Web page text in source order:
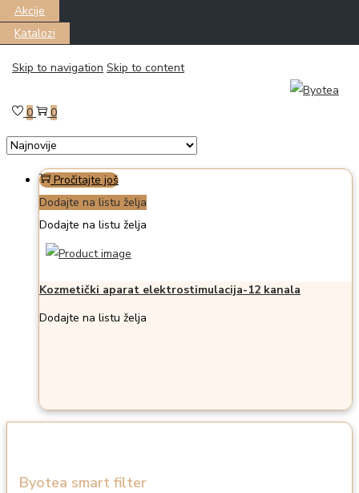
Akcije
Katalozi
Skip to navigation Skip to content
0 0
Filter
Prikazano the single proizvod
Pročitajte još
Dodajte na listu želja
Dodajte na listu želja
Kozmetički aparat elektrostimulacija-12 kanala
Dodajte na listu želja
Byotea smart filter